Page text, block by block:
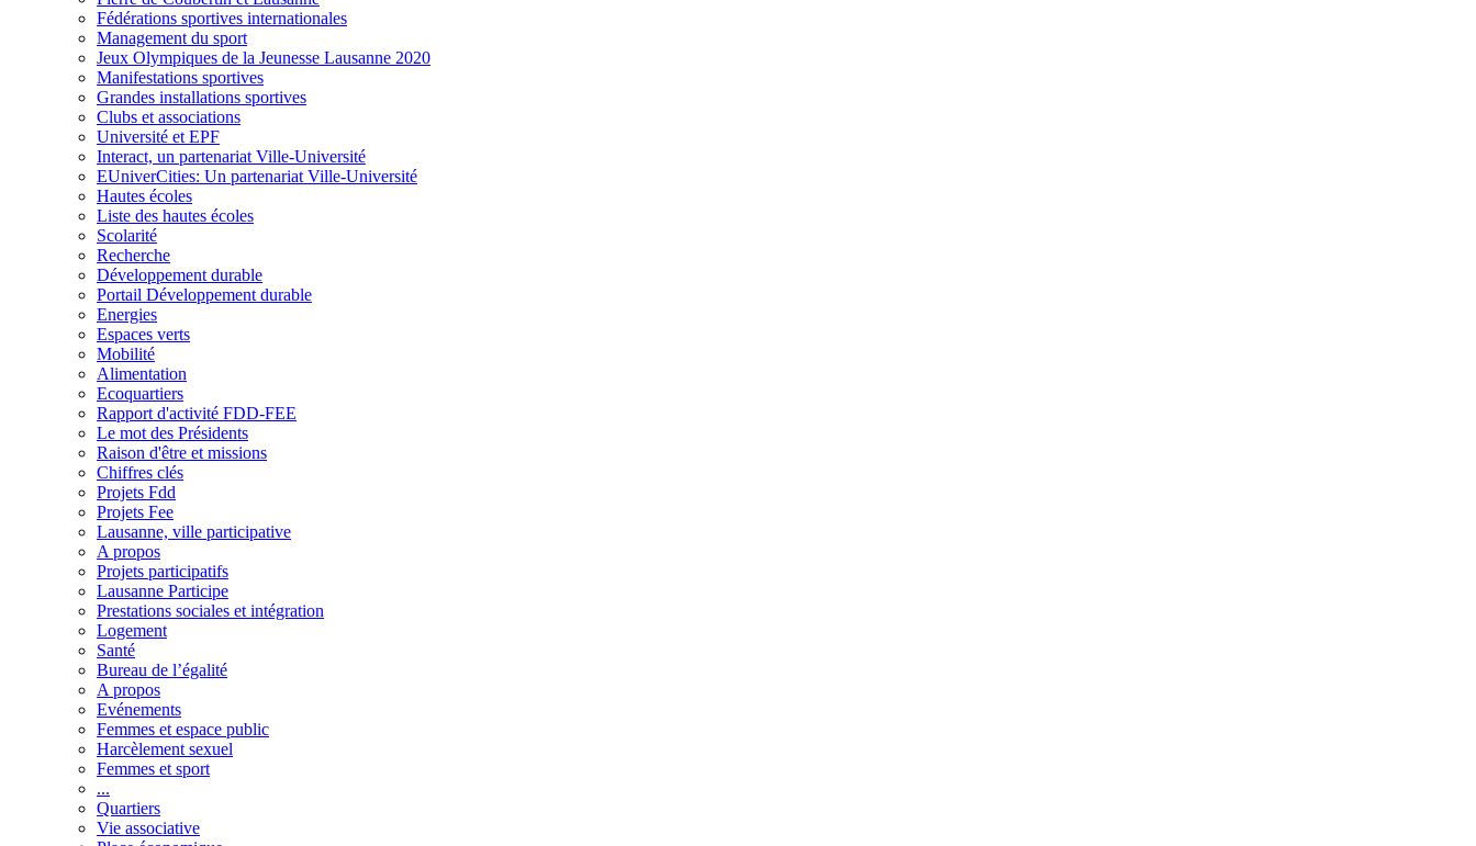
Fédérations sportives internationales
Management du sport
Jeux Olympiques de la Jeunesse Lausanne 2020
Manifestations sportives
Grandes installations sportives
Clubs et associations
Université et EPF
Interact, un partenariat Ville-Université
EUniverCities: Un partenariat Ville-Université
Hautes écoles
Liste des hautes écoles
Scolarité
Recherche
Développement durable
Portail Développement durable
Energies
Espaces verts
Mobilité
Alimentation
Ecoquartiers
Rapport d'activité FDD-FEE
Le mot des Présidents
Raison d'être et missions
Chiffres clés
Projets Fdd
Projets Fee
Lausanne, ville participative
A propos
Projets participatifs
Lausanne Participe
Prestations sociales et intégration
Logement
Santé
Bureau de l’égalité
A propos
Evénements
Femmes et espace public
Harcèlement sexuel
Femmes et sport
...
Quartiers
Vie associative